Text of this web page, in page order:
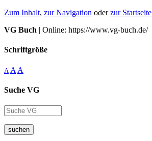
Zum Inhalt, zur Navigation oderzur Startseite
VG Buch | Online: https://www.vg-buch.de/
Schriftgröße
A A A
Suche VG
suchen